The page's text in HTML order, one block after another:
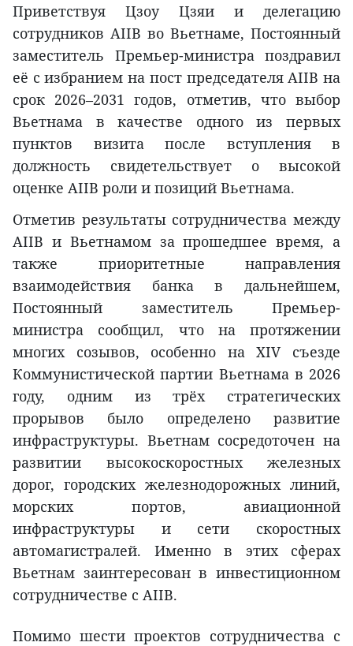
Приветствуя Цзоу Цзяи и делегацию
сотрудников AIIB во Вьетнаме, Постоянный
заместитель Премьер-министра поздравил
её с избранием на пост председателя AIIB на
срок 2026–2031 годов, отметив, что выбор
Вьетнама в качестве одного из первых
пунктов визита после вступления в
должность свидетельствует о высокой
оценке AIIB роли и позиций Вьетнама.
Отметив результаты сотрудничества между
AIIB и Вьетнамом за прошедшее время, а
также приоритетные направления
взаимодействия банка в дальнейшем,
Постоянный заместитель Премьер-
министра сообщил, что на протяжении
многих созывов, особенно на XIV съезде
Коммунистической партии Вьетнама в 2026
году, одним из трёх стратегических
прорывов было определено развитие
инфраструктуры. Вьетнам сосредоточен на
развитии высокоскоростных железных
дорог, городских железнодорожных линий,
морских портов, авиационной
инфраструктуры и сети скоростных
автомагистралей. Именно в этих сферах
Вьетнам заинтересован в инвестиционном
сотрудничестве с AIIB.
Помимо шести проектов сотрудничества с